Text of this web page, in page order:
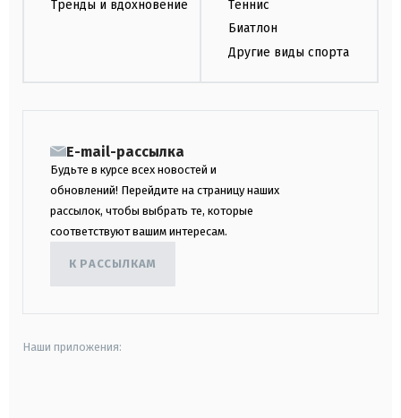
Тренды и вдохновение
Теннис
Биатлон
Другие виды спорта
E-mail-рассылка
Будьте в курсе всех новостей и
обновлений! Перейдите на страницу наших
рассылок, чтобы выбрать те, которые
соответствуют вашим интересам.
К РАССЫЛКАМ
Наши приложения: